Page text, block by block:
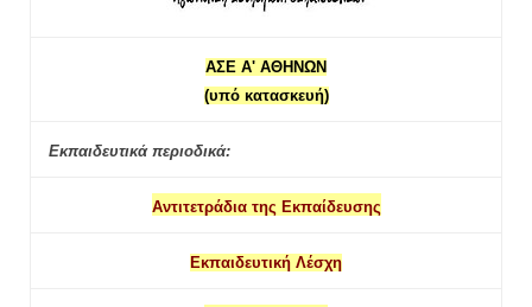
ΑΣΕ Α' ΑΘΗΝΩΝ
(υπό κατασκευή)
Εκπαιδευτικά περιοδικά:
Αντιτετράδια της Εκπαίδευσης
Εκπαιδευτική Λέσχη